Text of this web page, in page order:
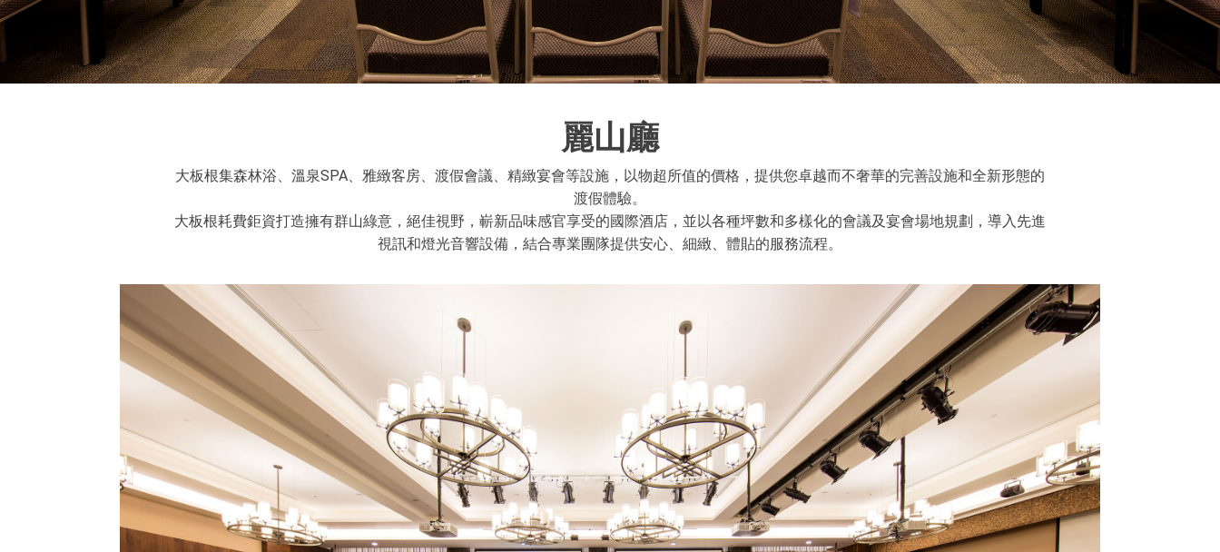
麗山廳
大板根集森林浴、溫泉SPA、雅緻客房、渡假會議、精緻宴會等設施，以物超所值的價格，提供您卓越而不奢華的完善設施和全新形態的
渡假體驗。
大板根耗費鉅資打造擁有群山綠意，絕佳視野，嶄新品味感官享受的國際酒店，並以各種坪數和多樣化的會議及宴會場地規劃，導入先進
視訊和燈光音響設備，結合專業團隊提供安心、細緻、體貼的服務流程。